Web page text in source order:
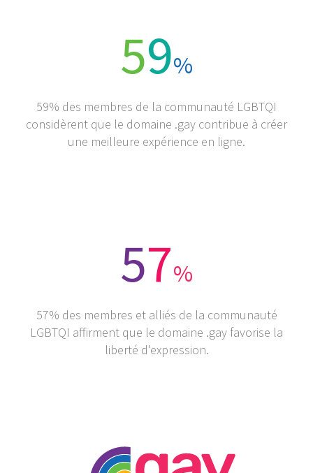
59%
59% des membres de la communauté LGBTQI
considèrent que le domaine .gay contribue à créer
une meilleure expérience en ligne.
57%
57% des membres et alliés de la communauté
LGBTQI affirment que le domaine .gay favorise la
liberté d'expression.